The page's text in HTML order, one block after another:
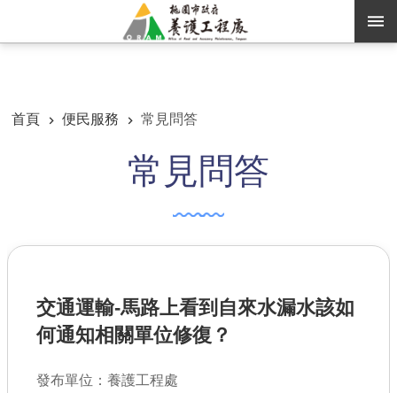
進階搜尋
便民服務
資訊公開
路燈
首頁
便民服務 常見問答
常見問答
交通運輸-馬路上看到自來水漏水該如
何通知相關單位修復？
發布單位：養護工程處